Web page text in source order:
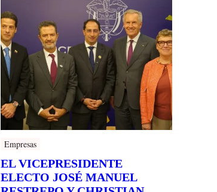
Empresas
EL VICEPRESIDENTE
ELECTO JOSÉ MANUEL